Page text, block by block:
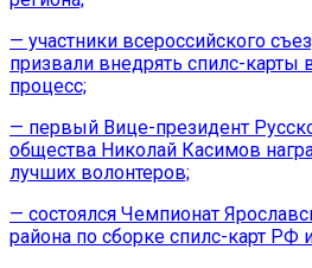
— участники всероссийского
призвали внедрять спилс-карты
процесс;
— первый Вице-президент
общества Николай Касимов
лучших волонтеров;
— состоялся Чемпионат
района по сборке спилс-карт РФ